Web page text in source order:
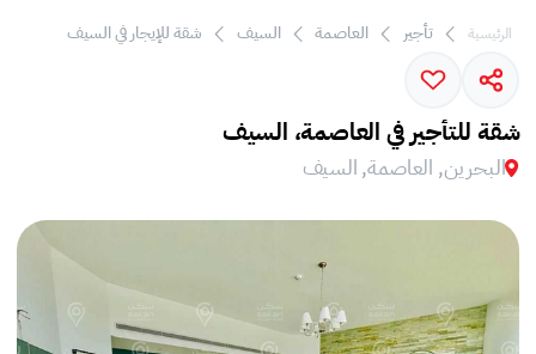
الرئيسية تأجير العاصمة السيف شقة للإيجار في السيف
شقة للتأجير في العاصمة، السيف
البحرين, العاصمة, السيف